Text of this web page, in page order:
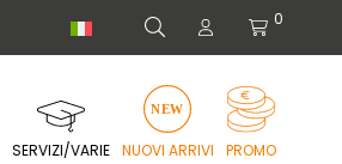
0
SERVIZI/VARIE NUOVI ARRIVI PROMO